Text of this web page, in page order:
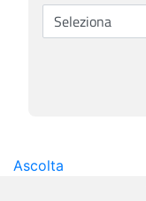
Ascolta